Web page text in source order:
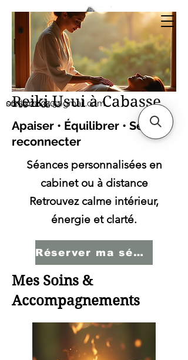
sonia.reiki50@gmail.com
06.59.22.34.51
Sonia SERBINI
Thérapeute soins
énergétiques Reiki Usui
Reiki Usui à Cabasse
Apaiser • Équilibrer • Se
reconnecter
Séances personnalisées en
cabinet ou à distance
Retrouvez calme intérieur,
énergie et clarté.
Réserver ma séance
Mes Soins &
Accompagnements